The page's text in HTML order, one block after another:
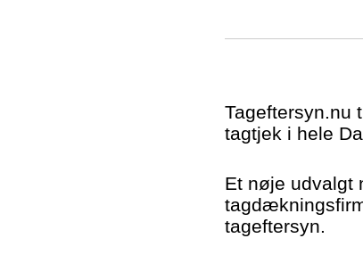
Tageftersyn.nu
tagtjek i hele
Et nøje udvalgt
tageftersyn.